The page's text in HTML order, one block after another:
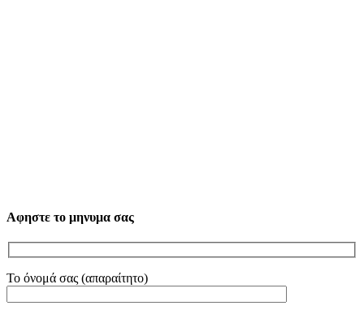
Αφηστε το μηνυμα σας
Το όνομά σας (απαραίτητο)